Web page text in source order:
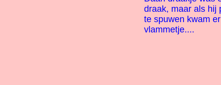
draak, maar als hij
te spuwen kwam
vlammetje....